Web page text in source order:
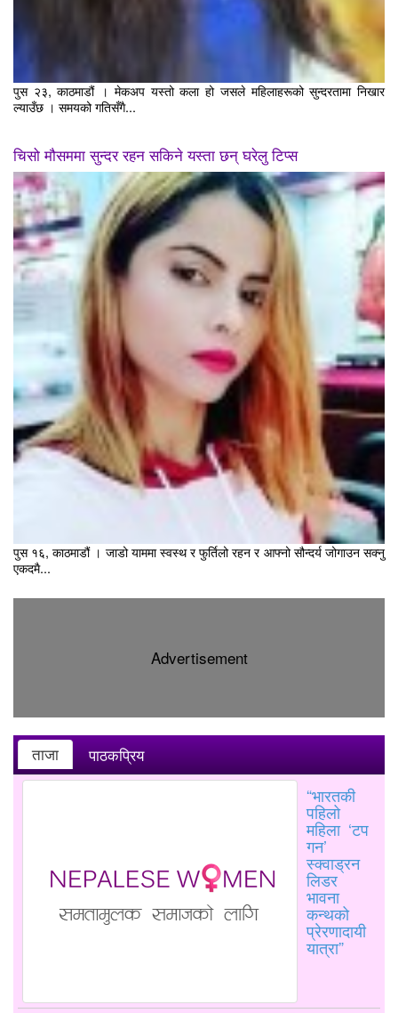
पुस २३, काठमाडौं । मेकअप यस्तो कला हो जसले महिलाहरूको सुन्दरतामा निखार
ल्याउँछ । समयको गतिसँगै...
चिसो मौसममा सुन्दर रहन सकिने यस्ता छन् घरेलु टिप्स
पुस १६, काठमाडौं । जाडो याममा स्वस्थ र फुर्तिलो रहन र आफ्नो सौन्दर्य जोगाउन सक्नु
एकदमै...
Advertisement
ताजा पाठकप्रिय
“भारतकी
पहिलो
महिला ‘टप
गन’
स्क्वाड्रन
लिडर
भावना
कन्थको
प्रेरणादायी
यात्रा”